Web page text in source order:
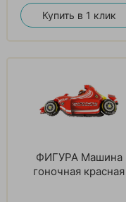
Купить в 1 клик
ФИГУРА Машина
гоночная красная